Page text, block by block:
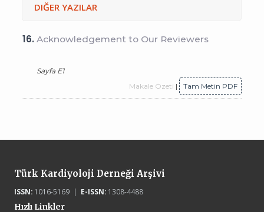
DIĞER YAZILAR
16.Acknowledgement to Our Reviewers
Sayfa E1
Makale Özeti | Tam Metin PDF
Türk Kardiyoloji Derneği Arşivi
ISSN:1016-5169 | E-ISSN:1308-4488
Hızlı Linkler